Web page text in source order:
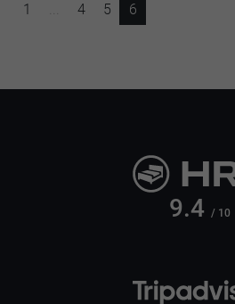
1 4 5 6
9.4 / 10